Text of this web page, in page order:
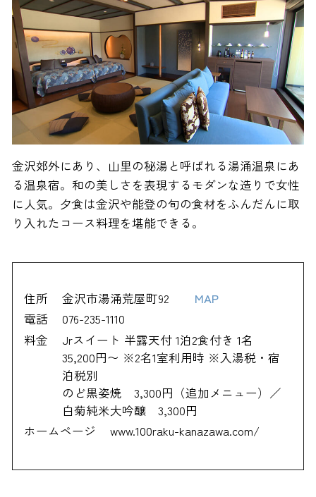
金沢郊外にあり、山里の秘湯と呼ばれる湯涌温泉にあ
る温泉宿。和の美しさを表現するモダンな造りで女性
に人気。夕食は金沢や能登の旬の食材をふんだんに取
り入れたコース料理を堪能できる。
住所 金沢市湯涌荒屋町92
MAP
電話
076-235-1110
料金
Jrスイート 半露天付 1泊2食付き 1名
35,200円〜 ※2名1室利用時 ※入湯税・宿
泊税別
のど黒姿焼 3,300円（追加メニュー）／
白菊純米大吟醸 3,300円
ホームページ
www.100raku-kanazawa.com/